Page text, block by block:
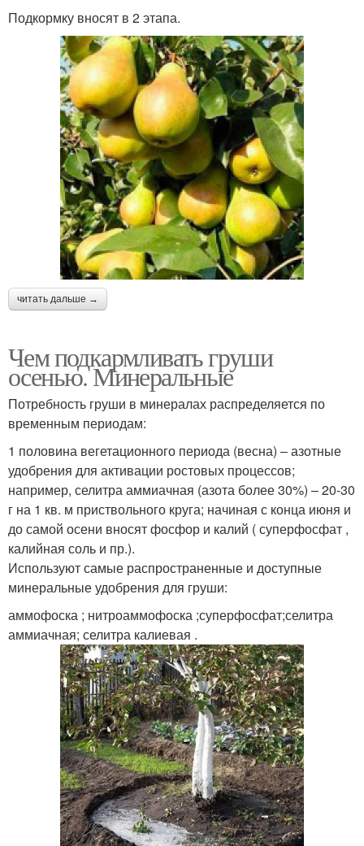
Подкормку вносят в 2 этапа.
читать дальше →
Чем подкармливать груши
осенью. Минеральные
Потребность груши в минералах распределяется по
временным периодам:
1 половина вегетационного периода (весна) – азотные
удобрения для активации ростовых процессов;
например, селитра аммиачная (азота более 30%) – 20-30
г на 1 кв. м приствольного круга; начиная с конца июня и
до самой осени вносят фосфор и калий ( суперфосфат ,
калийная соль и пр.).
Используют самые распространенные и доступные
минеральные удобрения для груши:
аммофоска ; нитроаммофоска ;суперфосфат;селитра
аммиачная; селитра калиевая .